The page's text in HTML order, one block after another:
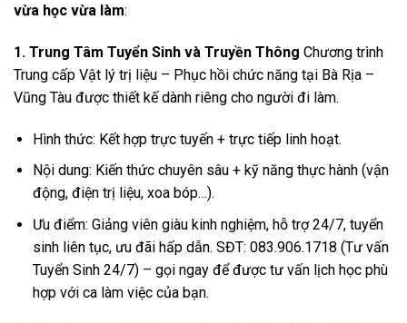
vừa học vừa làm:
1. Trung Tâm Tuyển Sinh và Truyền Thông Chương trình
Trung cấp Vật lý trị liệu – Phục hồi chức năng tại Bà Rịa –
Vũng Tàu được thiết kế dành riêng cho người đi làm.
Hình thức: Kết hợp trực tuyến + trực tiếp linh hoạt.
Nội dung: Kiến thức chuyên sâu + kỹ năng thực hành (vận
động, điện trị liệu, xoa bóp…).
Ưu điểm: Giảng viên giàu kinh nghiệm, hỗ trợ 24/7, tuyển
sinh liên tục, ưu đãi hấp dẫn. SĐT: 083.906.1718 (Tư vấn
Tuyển Sinh 24/7) – gọi ngay để được tư vấn lịch học phù
hợp với ca làm việc của bạn.